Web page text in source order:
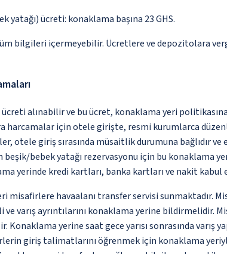
yatağı) ücreti: konaklama başına 23 GHS.
bilgileri içermeyebilir. Ücretlere ve depozitolara
ücreti alınabilir ve bu ücret, konaklama yeri
harcamalar için otele girişte, resmi kurumlarca
otele giriş sırasında müsaitlik durumuna bağlıdır
beşik/bebek yatağı rezervasyonu için bu konaklama
yerinde kredi kartları, banka kartları ve nakit
misafirlere havaalanı transfer servisi sunmaktadır.
varış ayrıntılarını konaklama yerine
Konaklama yerine saat gece yarısı sonrasında
giriş talimatlarını öğrenmek için konaklama